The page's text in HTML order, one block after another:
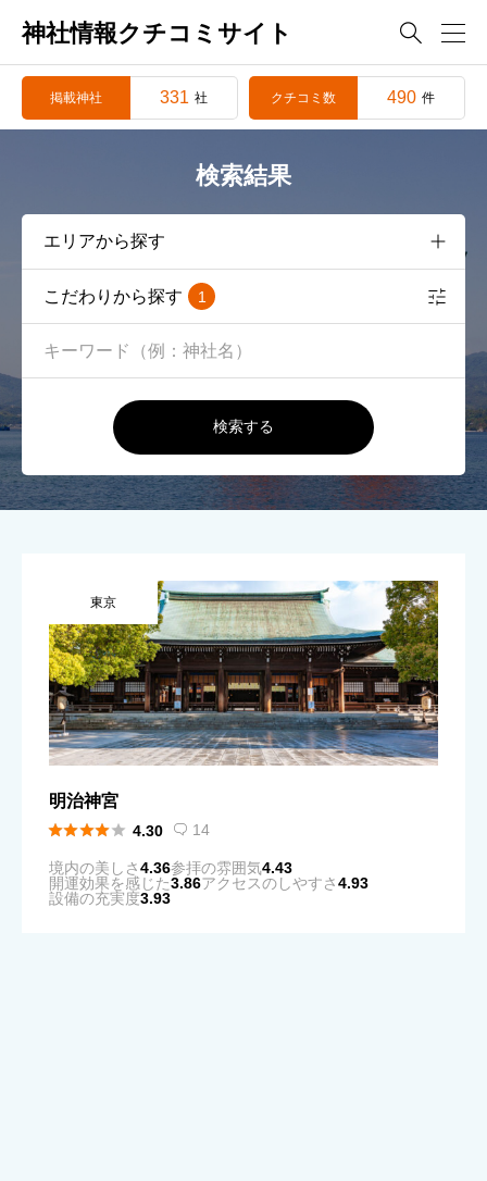
神社情報クチコミサイト 
掲載神社 331 社 クチコミ数 490 件
検索結果
こだわりから探す 1
検索する
東京
明治神宮
 4.30  14
境内の美しさ4.36参拝の雰囲気4.43
開運効果を感じた3.86アクセスのしやすさ4.93
設備の充実度3.93